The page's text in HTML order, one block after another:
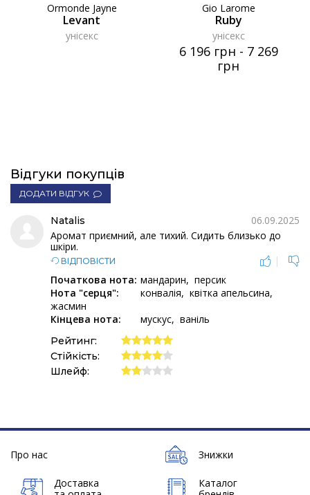
Ormonde Jayne
Levant
унісекс
Gio Larome
Ruby
унісекс
6 196 грн - 7 269
грн
Відгуки покупців
ДОДАТИ ВІДГУК
Natalis
06.09.2025
Аромат приємний, але тихий. Сидить близько до
шкіри.
ВІДПОВІСТИ
|
Початкова нота: мандарин
персик
Нота "серця":
конвалія
квітка апельсина
жасмин
Кінцева нота:
мускус ваніль
Рейтинг:
Стійкість:
Шлейф:
Про нас Знижки
Доставка
Каталог